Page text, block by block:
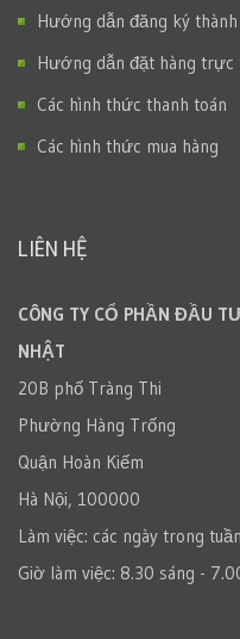
Hướng dẫn đăng ký
Hướng dẫn đặt hàng trực
Các hình thức thanh toán
Các hình thức mua hàng
LIÊN HỆ
CÔNG TY CỔ PHẦN ĐẦU
NHẬT
20B phố Tràng Thi
Phường Hàng Trống
Quận Hoàn Kiếm
Hà Nội, 100000
Làm việc: các ngày trong
Giờ làm việc: 8.30 sáng -